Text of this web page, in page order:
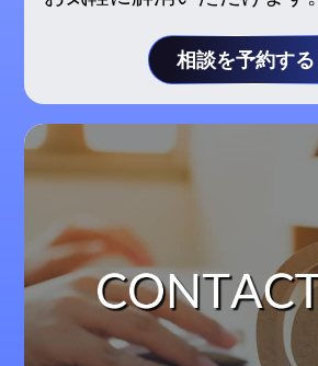
相談を予約する